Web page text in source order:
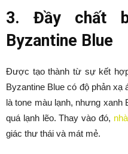
3. Đầy chất
Byzantine Blue
Được tạo thành từ sự kết
Byzantine Blue có độ phản
là tone màu lạnh, nhưng xanh
quá lạnh lẽo. Thay vào đó,
giác thư thái và mát mẻ.